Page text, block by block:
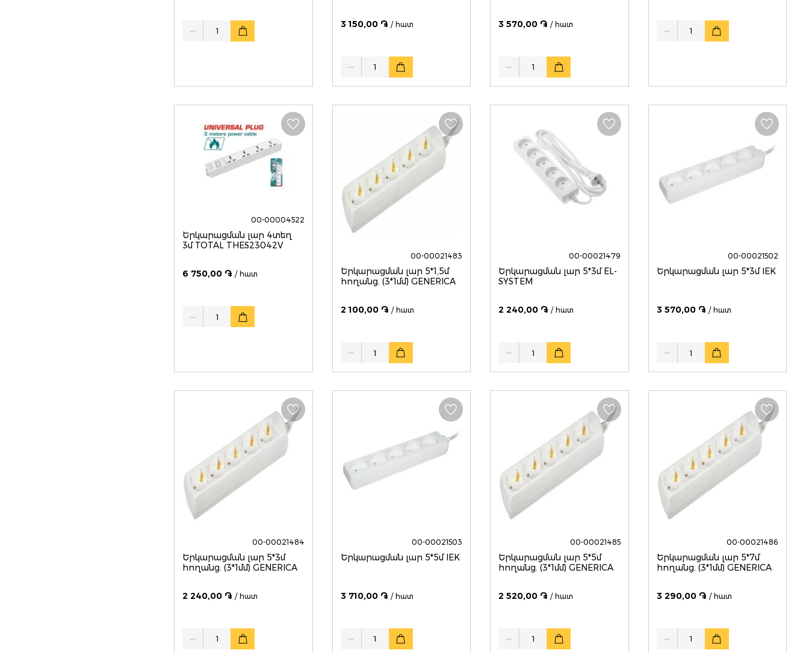
3 150,00 ֏ / հատ 3 570,00 ֏ / հատ
00-00004522
Երկարացման լար 4տեղ
3մ TOTAL THES23042V
6 750,00 ֏ / հատ
00-00021483
Երկարացման լար 5*1,5մ
հողանց. (3*1մմ) GENERICA
2 100,00 ֏ / հատ
00-00021479
Երկարացման լար 5*3մ EL-
SYSTEM
2 240,00 ֏ / հատ
00-00021502
Երկարացման լար 5*3մ IEK
3 570,00 ֏ / հատ
00-00021484
Երկարացման լար 5*3մ
հողանց. (3*1մմ) GENERICA
2 240,00 ֏ / հատ
00-00021503
Երկարացման լար 5*5մ IEK
3 710,00 ֏ / հատ
00-00021485
Երկարացման լար 5*5մ
հողանց. (3*1մմ) GENERICA
2 520,00 ֏ / հատ
00-00021486
Երկարացման լար 5*7մ
հողանց. (3*1մմ) GENERICA
3 290,00 ֏ / հատ